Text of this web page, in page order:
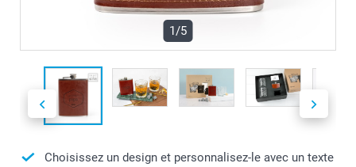
1/5
Choisissez un design et personnalisez-le avec un texte